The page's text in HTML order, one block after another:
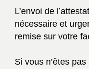
L’envoi de
nécessaire et
remise sur votre
Si vous n’êtes